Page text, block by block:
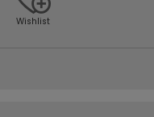
Wishlist